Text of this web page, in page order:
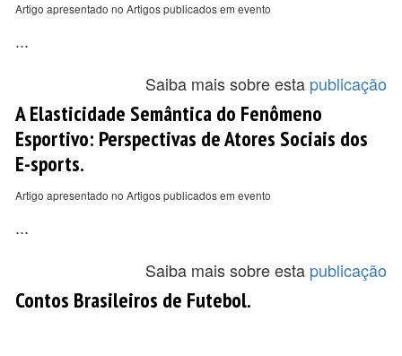
Artigo apresentado no Artigos publicados em evento
...
Saiba mais sobre esta publicação
A Elasticidade Semântica do Fenômeno
Esportivo: Perspectivas de Atores Sociais dos
E-sports.
Artigo apresentado no Artigos publicados em evento
...
Saiba mais sobre esta publicação
Contos Brasileiros de Futebol.